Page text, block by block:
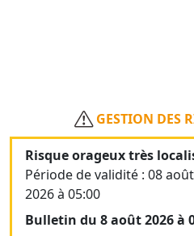
GESTION DES
Risque orageux très
Période de validité : 08
2026 à 05:00
Bulletin du 8 août 2026 à